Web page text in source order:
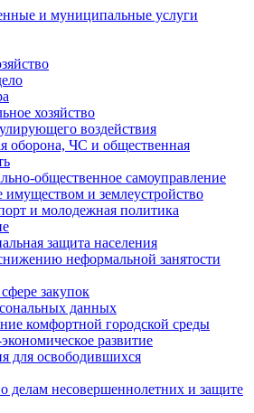
и муниципальные услуги
хозяйство
воздействия
оборона, ЧС и общественная
общественное самоуправление
имуществом и землеустройство
и молодежная политика
защита населения
неформальной занятости
закупок
данных
комфортной городской среды
развитие
для освободившихся
делам несовершеннолетних и защите